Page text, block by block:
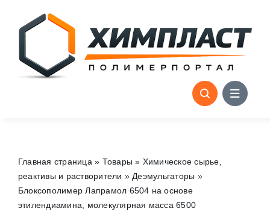
content
Главная страница » Товары » Химическое сырье,
реактивы и растворители » Деэмульгаторы »
Блоксополимер Лапрамол 6504 на основе
этилендиамина, молекулярная масса 6500